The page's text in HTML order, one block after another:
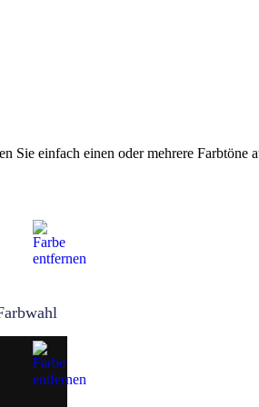
einfach einen oder mehrere Farbtöne